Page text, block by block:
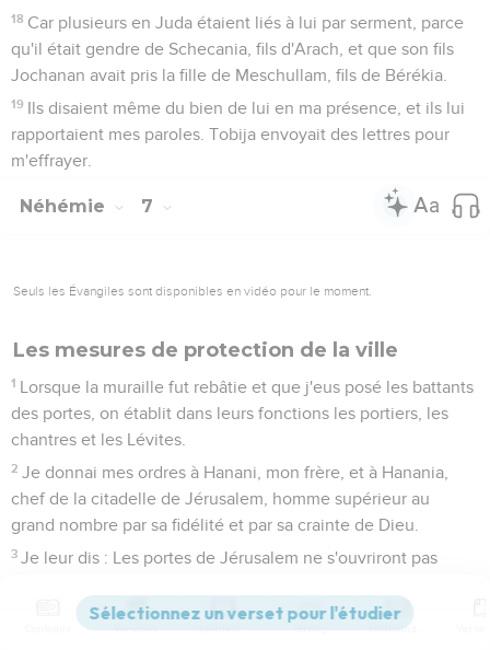
18 Car plusieurs en Juda étaient liés à lui par serment, parce
qu'il était gendre de Schecania, fils d'Arach, et que son fils
Jochanan avait pris la fille de Meschullam, fils de Bérékia.
19 Ils disaient même du bien de lui en ma présence, et ils lui
rapportaient mes paroles. Tobija envoyait des lettres pour
m'effrayer.
Néhémie 7
Seuls les Évangiles sont disponibles en vidéo pour le moment.
Les mesures de protection de la ville
1 Lorsque la muraille fut rebâtie et que j'eus posé les battants
des portes, on établit dans leurs fonctions les portiers, les
chantres et les Lévites.
2 Je donnai mes ordres à Hanani, mon frère, et à Hanania,
chef de la citadelle de Jérusalem, homme supérieur au
grand nombre par sa fidélité et par sa crainte de Dieu.
3 Je leur dis : Les portes de Jérusalem ne s'ouvriront pas
battants aux verrous en votre présence ; les habitants de
Jérusalem feront la garde, chacun à son poste devant sa
Versions Commentaires Strong